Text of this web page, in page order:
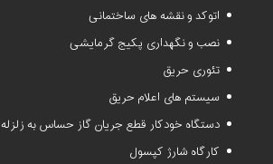
اتوکد و نقشه های ساختمانی
نصب و نگهداری پکیج گرمایشی
تئوری حریق
سیستم های اعلام حریق
دستگاه خودکار قطع جریان گاز حساس به زلزله
کارگاه شارژ کپسول